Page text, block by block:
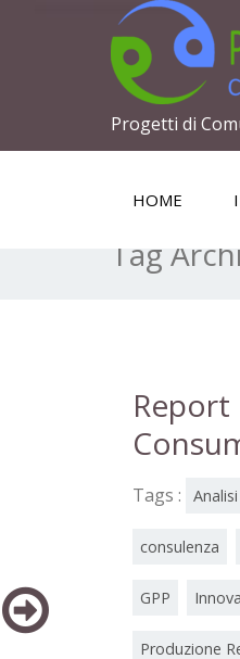
Progetti di
HOME
Tag
Report
Tags : Analisi
consulenza
GPP
Produzione